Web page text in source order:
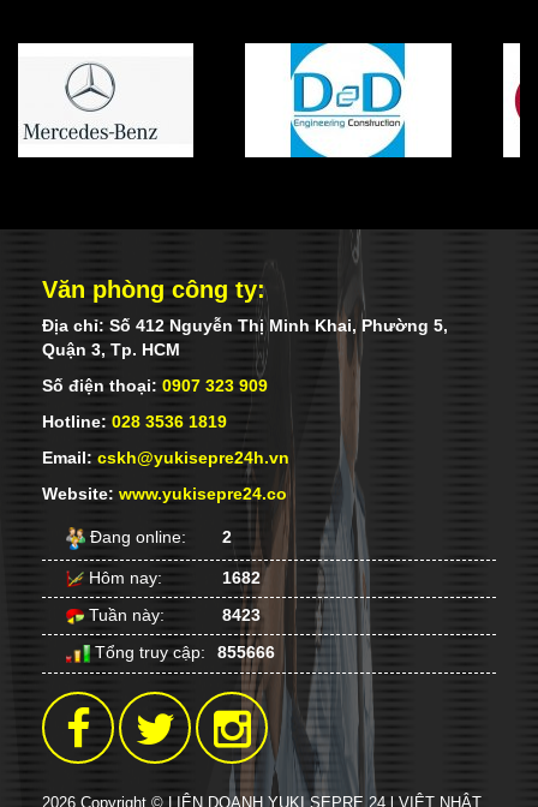
ngữ, võ thuật) Nhân viên được hưởng
đầy đủ chế độ BHXH-BHYT-BHTN khi ký
hợp đồng chính thức với công ty. Mọi
chế độ khác tuân thủ đúng luật lao động
của nhà nước.
Văn phòng công ty:
Địa chỉ: Số 412 Nguyễn Thị Minh Khai, Phường 5,
Quận 3, Tp. HCM
Số điện thoại: 0907 323 909
Hotline: 028 3536 1819
Email: cskh@yukisepre24h.vn
Website: www.yukisepre24.co
Đang online: 2
Hôm nay:
1682
Tuần này:
8423
Tổng truy cập:
855666
2026 Copyright © LIÊN DOANH YUKI SEPRE 24 l VIỆT NHẬT